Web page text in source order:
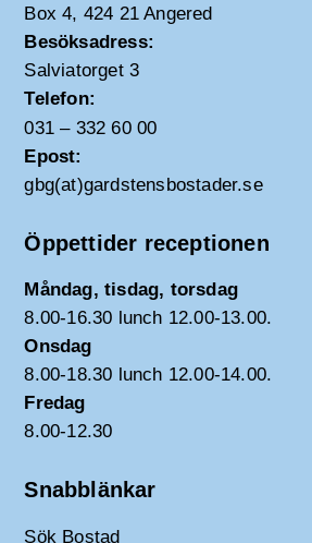
Box 4, 424 21 Angered
Besöksadress:
Salviatorget 3
Telefon:
031 – 332 60 00
Epost:
gbg(at)gardstensbostader.se
Öppettider receptionen
Måndag, tisdag, torsdag
8.00-16.30 lunch 12.00-13.00.
Onsdag
8.00-18.30 lunch 12.00-14.00.
Fredag
8.00-12.30
Snabblänkar
Sök Bostad